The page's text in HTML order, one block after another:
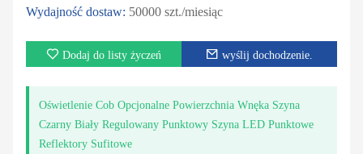
Wydajność dostaw: 50000 szt./miesiąc
Dodaj do listy życzeń wyślij dochodzenie.
Oświetlenie Cob Opcjonalne Powierzchnia Wnęka Szyna
Czarny Biały Regulowany Punktowy Szyna LED Punktowe
Reflektory Sufitowe